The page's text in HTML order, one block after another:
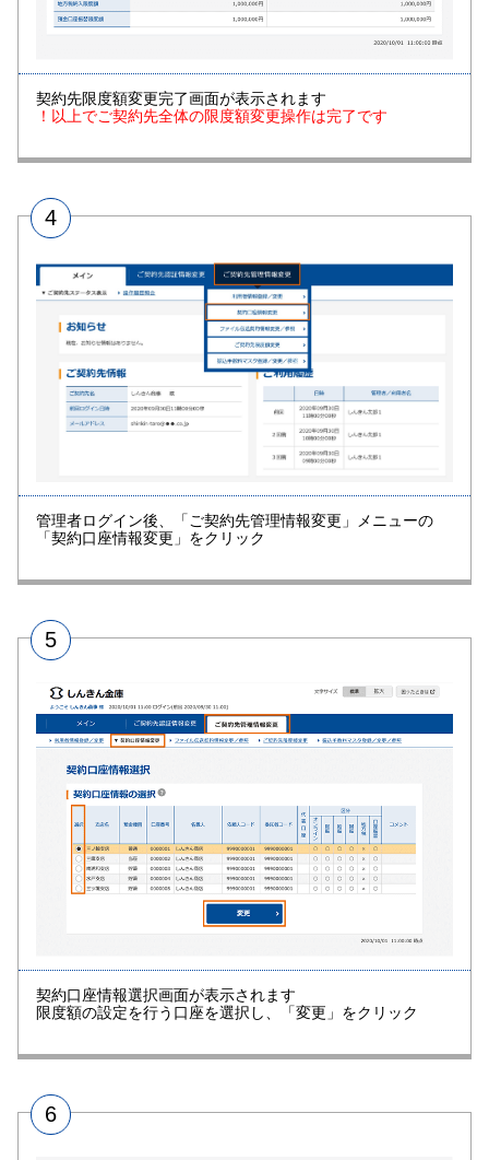
契約先限度額変更完了画面が表示されます
！以上でご契約先全体の限度額変更操作は完了です
4
管理者ログイン後、「ご契約先管理情報変更」メニューの
「契約口座情報変更」をクリック
5
契約口座情報選択画面が表示されます
限度額の設定を行う口座を選択し、「変更」をクリック
6